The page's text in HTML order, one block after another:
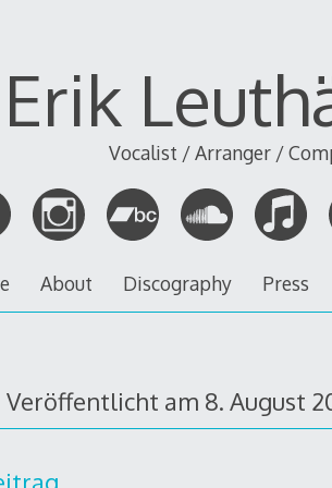
Erik
Vocalist / Arranger /
About Discography Press
Veröffentlicht am 8. August